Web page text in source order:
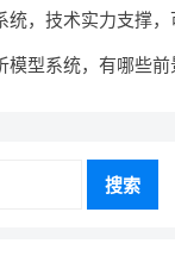
统，技术实力支撑
况下可以做吗？
模型系统，有哪些
搜索